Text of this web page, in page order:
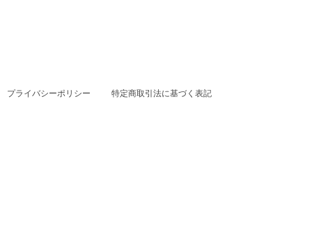
プライバシーポリシー 特定商取引法に基づく表記